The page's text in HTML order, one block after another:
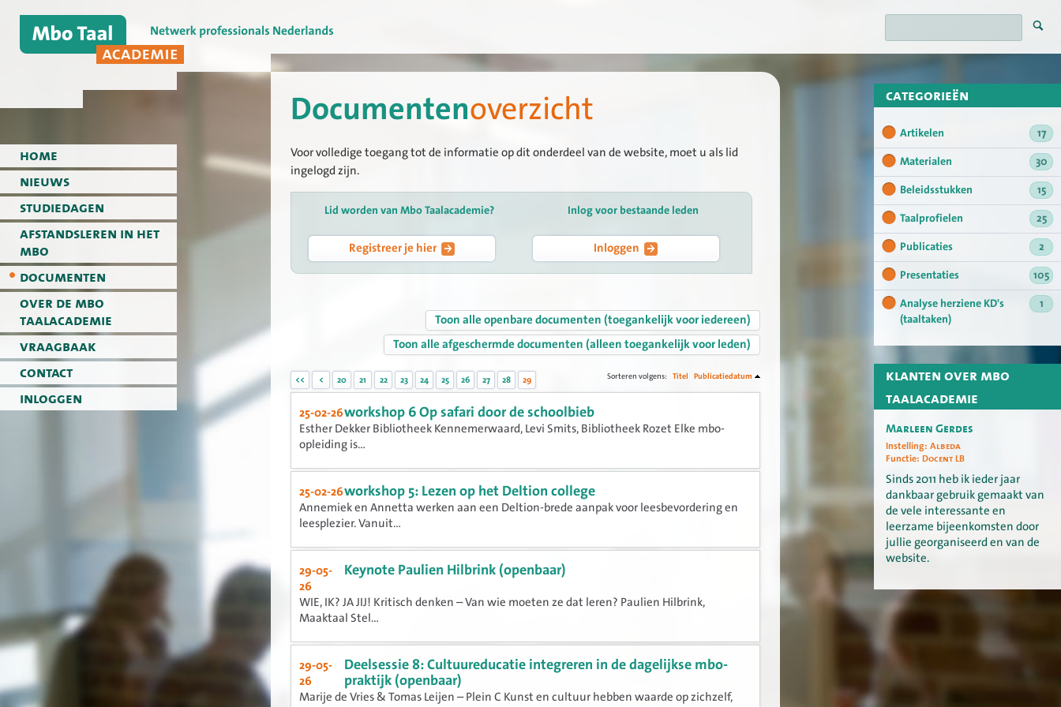
home
nieuws
studiedagen
afstandsleren in het
mbo
documenten
over de mbo
taalacademie
vraagbaak
contact
inloggen
categorieën
Artikelen
17
Materialen
30
Beleidsstukken
15
Taalprofielen
25
Publicaties
2
Presentaties
105
Analyse herziene KD's
(taaltaken)
1
klanten over mbo
taalacademie
Marleen Gerdes
Instelling: Albeda
Functie: Docent LB
Sinds 2011 heb ik ieder jaar
dankbaar gebruik gemaakt van
de vele interessante en
leerzame bijeenkomsten door
jullie georganiseerd en van de
website.
Documentenoverzicht
Voor volledige toegang tot de informatie op dit onderdeel van de website, moet u als lid
ingelogd zijn.
Lid worden van Mbo Taalacademie?
Registreer je hier
Inlog voor bestaande leden
Inloggen
Toon alle openbare documenten (toegankelijk voor iedereen)
Toon alle afgeschermde documenten (alleen toegankelijk voor leden)
<< < 20 21 22 23 24 25 26 27 28 29 Sorteren volgens: Titel Publicatiedatum
25-02-26workshop 6 Op safari door de schoolbieb
Esther Dekker Bibliotheek Kennemerwaard, Levi Smits, Bibliotheek Rozet Elke mbo-
opleiding is...
25-02-26workshop 5: Lezen op het Deltion college
Annemiek en Annetta werken aan een Deltion-brede aanpak voor leesbevordering en
leesplezier. Vanuit...
29-05-
26
Keynote Paulien Hilbrink (openbaar)
WIE, IK? JA JIJ! Kritisch denken – Van wie moeten ze dat leren? Paulien Hilbrink,
Maaktaal Stel...
29-05-
26
Deelsessie 8: Cultuureducatie integreren in de dagelijkse mbo-
praktijk (openbaar)
Marije de Vries & Tomas Leijen – Plein C Kunst en cultuur hebben waarde op zichzelf,